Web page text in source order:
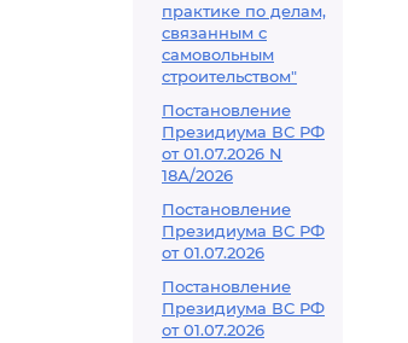
практике по делам,
связанным с
самовольным
строительством"
Постановление
Президиума ВС РФ
от 01.07.2026 N
18А/2026
Постановление
Президиума ВС РФ
от 01.07.2026
Постановление
Президиума ВС РФ
от 01.07.2026